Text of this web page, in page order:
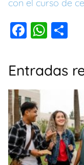
con el curso de
F
c
e
b
o
o
k
W
at
s
p
p
m
p
ar
tir
Entradas